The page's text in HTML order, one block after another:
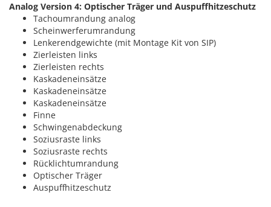
Analog Version 4: Optischer Träger und Auspuffhitzeschutz
Tachoumrandung analog
Scheinwerferumrandung
Lenkerendgewichte (mit Montage Kit von SIP)
Zierleisten links
Zierleisten rechts
Kaskadeneinsätze
Kaskadeneinsätze
Kaskadeneinsätze
Finne
Schwingenabdeckung
Soziusraste links
Soziusraste rechts
Rücklichtumrandung
Optischer Träger
Auspuffhitzeschutz